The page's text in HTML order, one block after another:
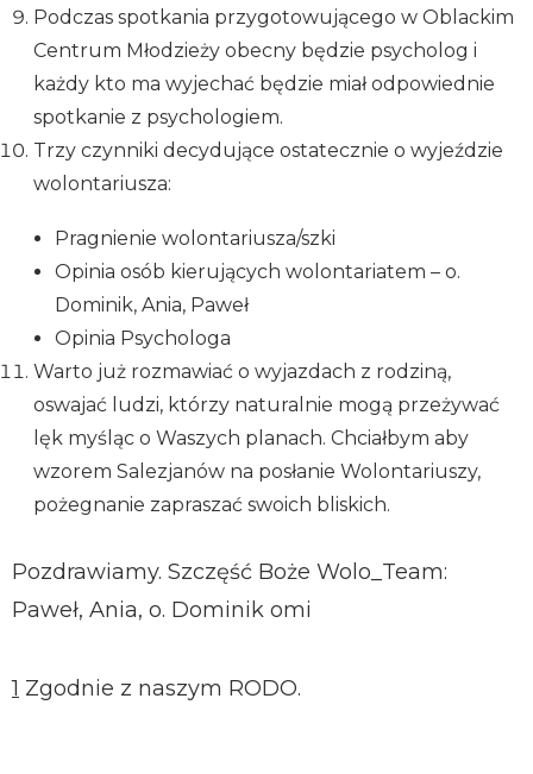
Podczas spotkania przygotowującego w Oblackim
Centrum Młodzieży obecny będzie psycholog i
każdy kto ma wyjechać będzie miał odpowiednie
spotkanie z psychologiem.
Trzy czynniki decydujące ostatecznie o wyjeździe
wolontariusza:
Pragnienie wolontariusza/szki
Opinia osób kierujących wolontariatem – o.
Dominik, Ania, Paweł
Opinia Psychologa
Warto już rozmawiać o wyjazdach z rodziną,
oswajać ludzi, którzy naturalnie mogą przeżywać
lęk myśląc o Waszych planach. Chciałbym aby
wzorem Salezjanów na posłanie Wolontariuszy,
pożegnanie zapraszać swoich bliskich.
Pozdrawiamy. Szczęść Boże Wolo_Team:
Paweł, Ania, o. Dominik omi
1 Zgodnie z naszym RODO.